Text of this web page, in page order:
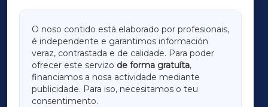
O noso contido está elaborado por profesionais,
é independente e garantimos información
veraz, contrastada e de calidade. Para poder
ofrecer este servizo de forma gratuíta,
financiamos a nosa actividade mediante
publicidade. Para iso, necesitamos o teu
consentimento.
LUGOXA
TERRACHAXA